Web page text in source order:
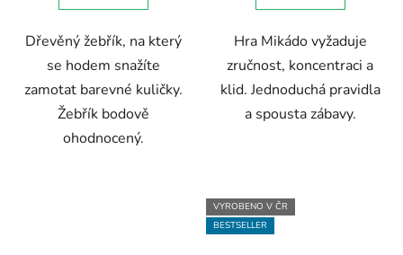
hvězdiček.
Dřevěný žebřík, na který
se hodem snažíte
zamotat barevné kuličky.
Žebřík bodově
ohodnocený.
Hra Mikádo vyžaduje
zručnost, koncentraci a
klid. Jednoduchá pravidla
a spousta zábavy.
VYROBENO V ČR
BESTSELLER